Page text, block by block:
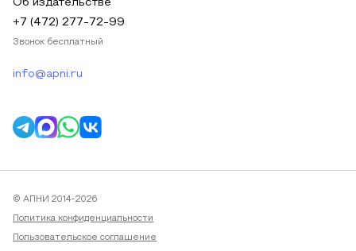
Об издательстве
+7 (472) 277-72-99
Звонок бесплатный
info@apni.ru
© АПНИ 2014-2026
Политика конфиденциальности
Пользовательское соглашение